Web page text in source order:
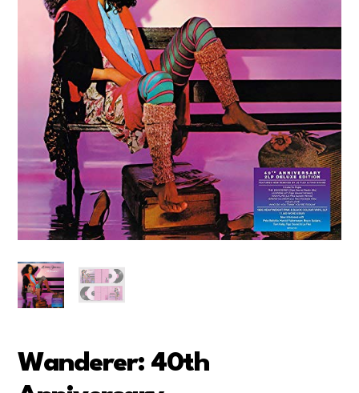
Wanderer: 40th